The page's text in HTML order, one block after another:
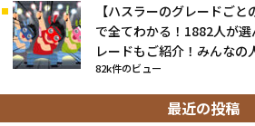
【ハスラーのグレードご
で全てわかる！1882人が
レードもご紹介！みんなの
82k件のビュー
最近の投稿